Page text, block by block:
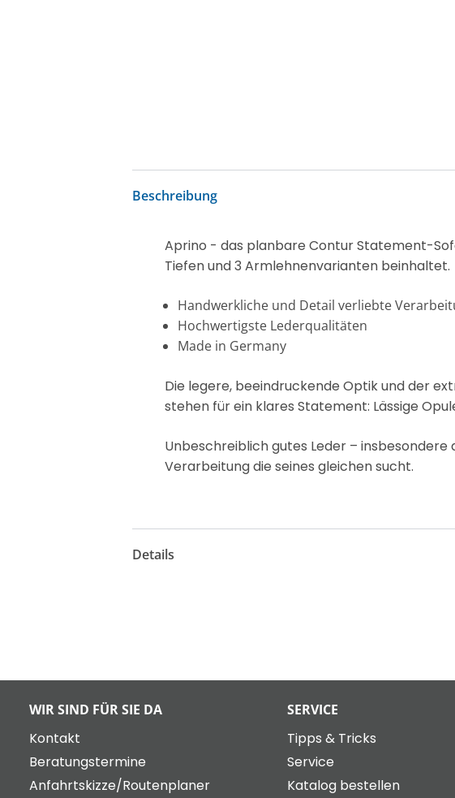
Beschreibung
Aprino - das planbare Contur Statement-
Tiefen und 3 Armlehnenvarianten beinhaltet.
Handwerkliche und Detail verliebte
Hochwertigste Lederqualitäten
Made in Germany
Die legere, beeindruckende Optik und der
stehen für ein klares Statement: Lässige
Unbeschreiblich gutes Leder –
Verarbeitung die seines gleichen sucht.
Details
WIR SIND FÜR SIE DA
Kontakt
Beratungstermine
Anfahrtskizze/Routenplaner
SERVICE
Tipps & Tricks
Service
Katalog bestellen